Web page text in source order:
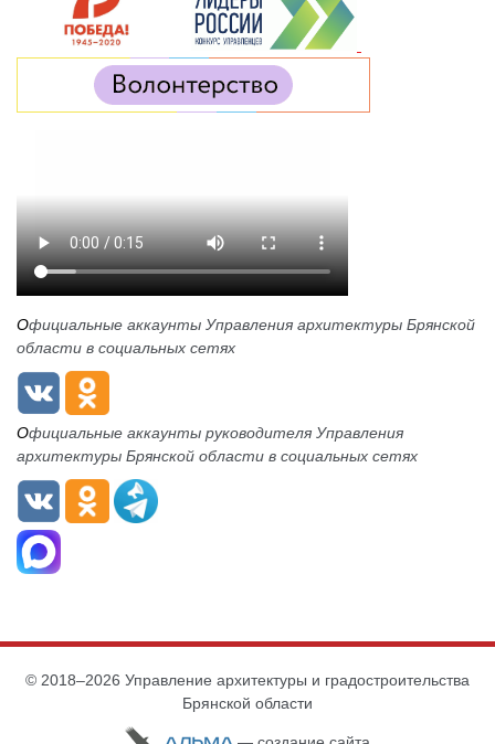
Официальные аккаунты Управления архитектуры Брянской
области в социальных сетях
Официальные аккаунты руководителя Управления
архитектуры Брянской области в социальных сетях
© 2018–2026 Управление архитектуры и градостроительства
Брянской области